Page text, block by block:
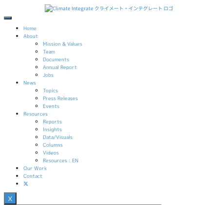
テ
content
Home
About
Mission & Values
Team
Documents
Annual Report
Jobs
News
Topics
Press Releases
Events
Resources
Reports
Insights
Data/Visuals
Columns
Videos
Resources : EN
Our Work
Contact
X